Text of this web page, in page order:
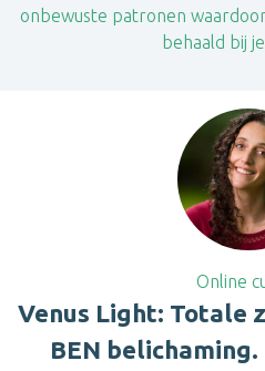
onbewuste patronen
behaald bij
Online
Venus Light: Totale
BEN